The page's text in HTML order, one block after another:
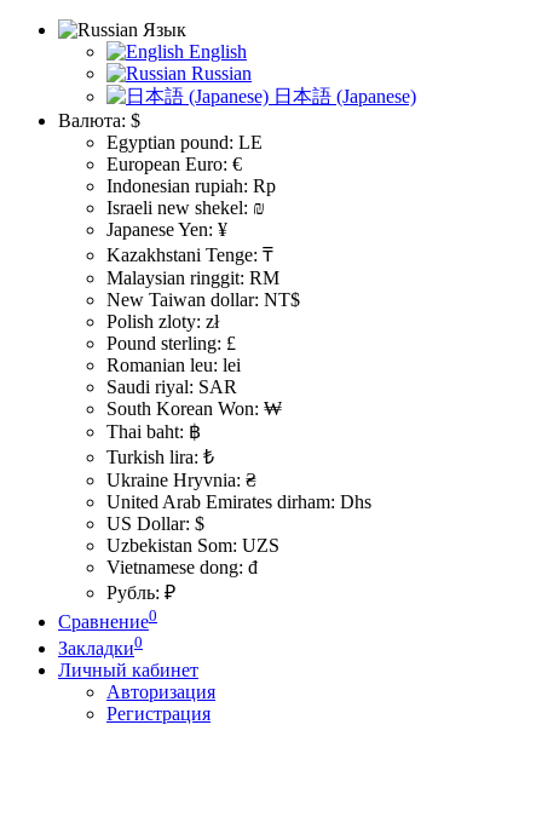
Язык
English
Russian
日本語 (Japanese)
Валюта: $
Egyptian pound: LE
European Euro: €
Indonesian rupiah: Rp
Israeli new shekel: ₪
Japanese Yen: ¥
Kazakhstani Tenge: ₸
Malaysian ringgit: RM
New Taiwan dollar: NT$
Polish zloty: zł
Pound sterling: £
Romanian leu: lei
Saudi riyal: SAR
South Korean Won: ₩
Thai baht: ฿
Turkish lira: ₺
Ukraine Hryvnia: ₴
United Arab Emirates dirham: Dhs
US Dollar: $
Uzbekistan Som: UZS
Vietnamese dong: đ
Рубль: ₽
Сравнение0
Закладки0
Личный кабинет
Авторизация
Регистрация